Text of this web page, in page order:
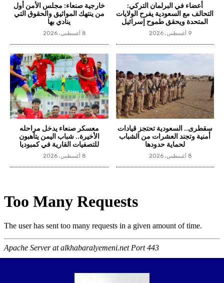
أعضاء في البرلمان التركي:
التحالف مع السعودية يفرح الولايات
المتحدة ويحقق طموح إسرائيل
9 أغسطس، 2026
خارجية صنعاء: مجلس الأمن أول
من ينتهك المواثيق والحقوق التي
ينادي بها
8 أغسطس، 2026
سقطرى.. السعودية تحتجز قيادات
أمنية وتجند العشرات من الشباب
لحماية حدودها
8 أغسطس، 2026
معسكر صنعاء يدخل مراحله
الأخيرة.. شباب اليمن يتأهبون
للتصفيات القارية في كمبوديا
8 أغسطس، 2026